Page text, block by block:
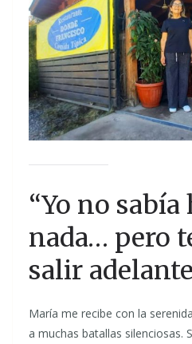
“Yo no sabía
nada… pero
salir
María me recibe con la
a muchas batallas silenciosas.